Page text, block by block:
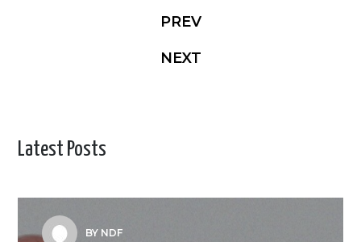
PREV
NEXT
Latest Posts
BY NDF